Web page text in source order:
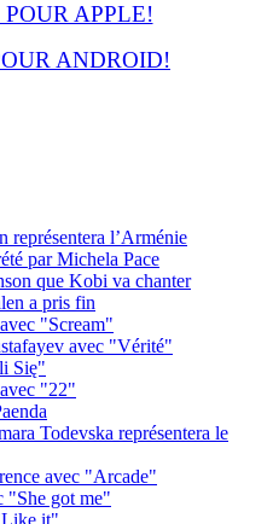
APPLE!
ANDROID!
représentera l’Arménie
par Michela Pace
que Kobi va chanter
a pris fin
"Scream"
avec "Vérité"
Się"
"22"
Todevska représentera le
avec "Arcade"
"She got me"